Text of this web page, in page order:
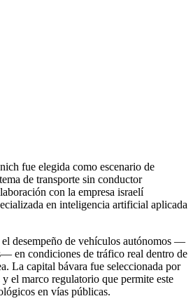
fue elegida como escenario de
de transporte sin conductor
con la empresa israelí
en inteligencia artificial aplicada
desempeño de vehículos autónomos —
en condiciones de tráfico real dentro de
La capital bávara fue seleccionada por
y el marco regulatorio que permite este
en vías públicas.